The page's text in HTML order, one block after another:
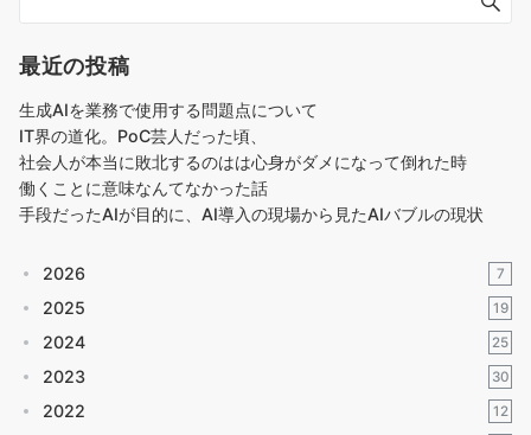
最近の投稿
生成AIを業務で使用する問題点について
IT界の道化。PoC芸人だった頃、
社会人が本当に敗北するのはは心身がダメになって倒れた時
働くことに意味なんてなかった話
手段だったAIが目的に、AI導入の現場から見たAIバブルの現状
2026 7
2025 19
2024 25
2023 30
2022 12